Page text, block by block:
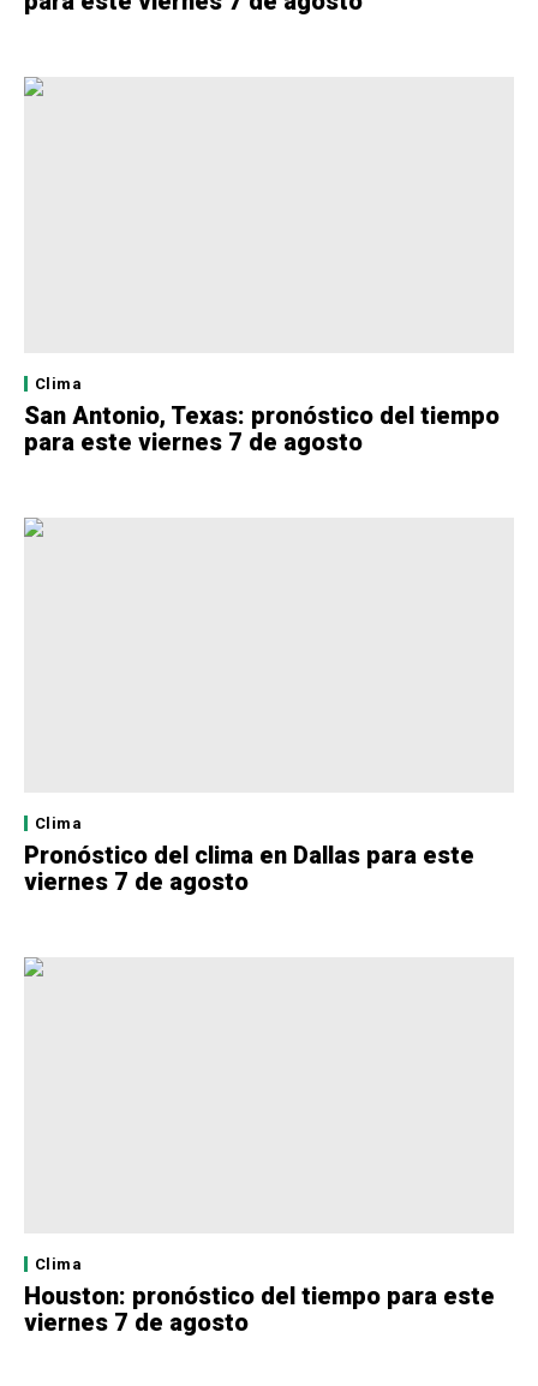
Clima
San Antonio, Texas: pronóstico del tiempo
para este viernes 7 de agosto
Clima
Pronóstico del clima en Dallas para este
viernes 7 de agosto
Clima
Houston: pronóstico del tiempo para este
viernes 7 de agosto